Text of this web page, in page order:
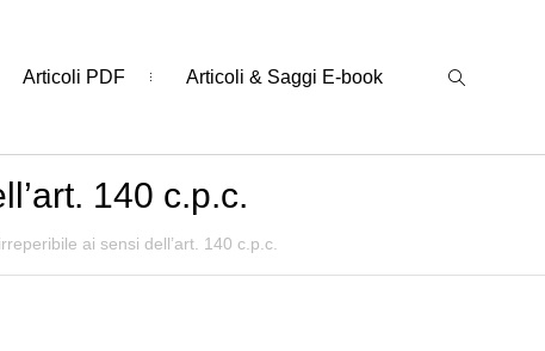
Articoli PDF Articoli & Saggi E-book
140 c.p.c.
ai sensi dell’art. 140 c.p.c.